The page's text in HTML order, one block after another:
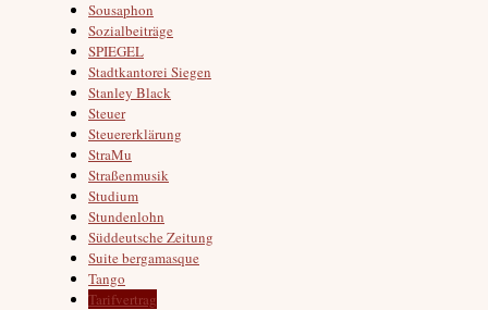
Sousaphon
Sozialbeiträge
SPIEGEL
Stadtkantorei Siegen
Stanley Black
Steuer
Steuererklärung
StraMu
Straßenmusik
Studium
Stundenlohn
Süddeutsche Zeitung
Suite bergamasque
Tango
Tarifvertrag